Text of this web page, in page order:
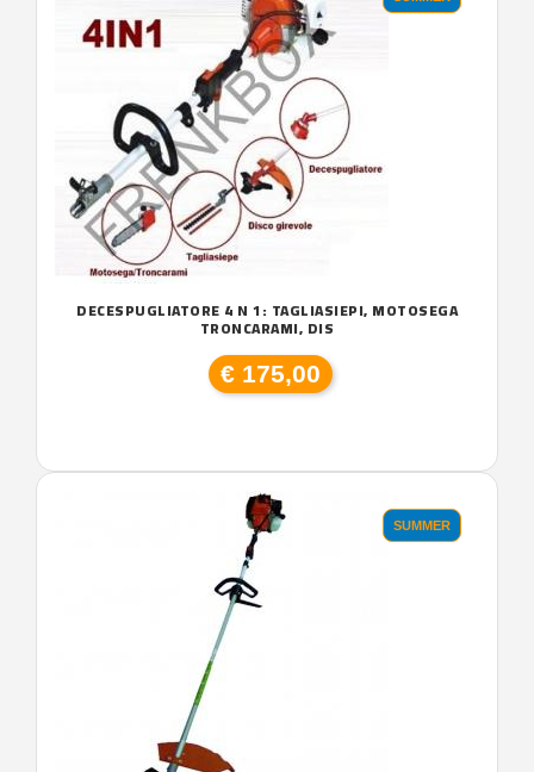
DECESPUGLIATORE 4 N 1: TAGLIASIEPI, MOTOSEGA
TRONCARAMI, DIS
€ 175,00
SUMMER